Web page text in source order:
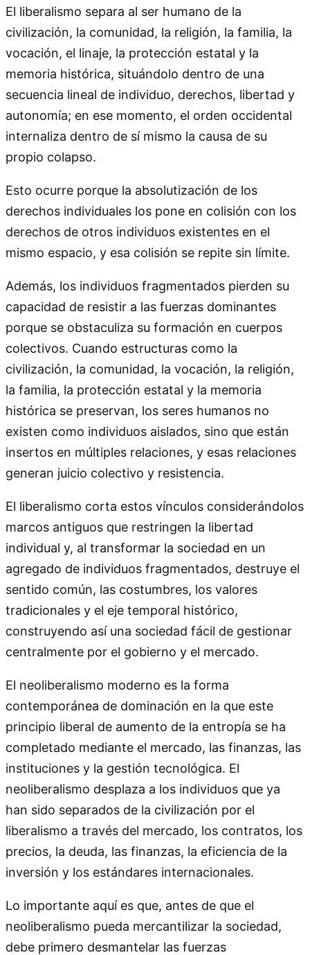
El liberalismo separa al ser humano de la
civilización, la comunidad, la religión, la familia, la
vocación, el linaje, la protección estatal y la
memoria histórica, situándolo dentro de una
secuencia lineal de individuo, derechos, libertad y
autonomía; en ese momento, el orden occidental
internaliza dentro de sí mismo la causa de su
propio colapso.
Esto ocurre porque la absolutización de los
derechos individuales los pone en colisión con los
derechos de otros individuos existentes en el
mismo espacio, y esa colisión se repite sin límite.
Además, los individuos fragmentados pierden su
capacidad de resistir a las fuerzas dominantes
porque se obstaculiza su formación en cuerpos
colectivos. Cuando estructuras como la
civilización, la comunidad, la vocación, la religión,
la familia, la protección estatal y la memoria
histórica se preservan, los seres humanos no
existen como individuos aislados, sino que están
insertos en múltiples relaciones, y esas relaciones
generan juicio colectivo y resistencia.
El liberalismo corta estos vínculos considerándolos
marcos antiguos que restringen la libertad
individual y, al transformar la sociedad en un
agregado de individuos fragmentados, destruye el
sentido común, las costumbres, los valores
tradicionales y el eje temporal histórico,
construyendo así una sociedad fácil de gestionar
centralmente por el gobierno y el mercado.
El neoliberalismo moderno es la forma
contemporánea de dominación en la que este
principio liberal de aumento de la entropía se ha
completado mediante el mercado, las finanzas, las
instituciones y la gestión tecnológica. El
neoliberalismo desplaza a los individuos que ya
han sido separados de la civilización por el
liberalismo a través del mercado, los contratos, los
precios, la deuda, las finanzas, la eficiencia de la
inversión y los estándares internacionales.
Lo importante aquí es que, antes de que el
neoliberalismo pueda mercantilizar la sociedad,
debe primero desmantelar las fuerzas